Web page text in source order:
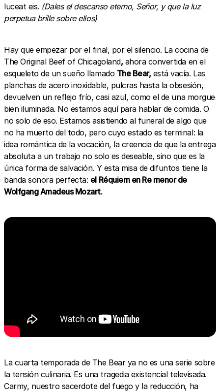
luceat eis. (Dales el descanso eterno, Señor, y que la luz
perpetua brille sobre ellos)
Hay que empezar por el final, por el silencio. La cocina de
The Original Beef of Chicagoland,ahora convertida en el
esqueleto de un sueño llamado The Bear,está vacía. Las
planchas de acero inoxidable, pulcras hasta la obsesión,
devuelven un reflejo frío, casi azul, como el de una morgue
bien iluminada. No estamos aquí para hablar de comida. O
no solo de eso. Estamos asistiendo al funeral de algo que
no ha muerto del todo, pero cuyo estado es terminal: la
idea romántica de la vocación, la creencia de que la entrega
absoluta a un trabajo no solo es deseable, sino que es la
única forma de salvación. Y esta misa de difuntos tiene la
banda sonora perfecta: el Réquiem en Re menor de
Wolfgang Amadeus Mozart.
La cuarta temporada de The Bear ya no es una serie sobre
la tensión culinaria. Es una tragedia existencial televisada.
Carmy, nuestro sacerdote del fuego y la reducción, ha